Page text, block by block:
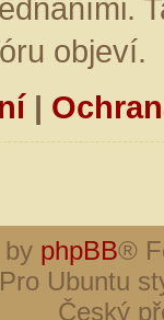
objeví.
|
by phpBB®
Pro Ubuntu
Český